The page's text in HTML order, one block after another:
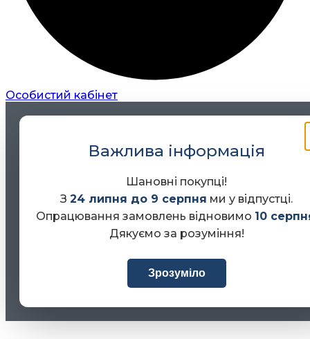
Особистий кабінет
Важлива інформація
Шановні покупці!
З24 липня до 9 серпня ми у відпустці.
Опрацювання замовлень відновимо 10
Дякуємо за розуміння!
Зрозуміло